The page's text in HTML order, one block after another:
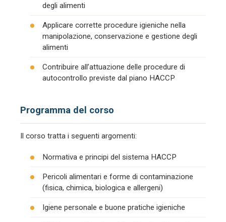
degli alimenti
Applicare corrette procedure igieniche nella
manipolazione, conservazione e gestione degli
alimenti
Contribuire all’attuazione delle procedure di
autocontrollo previste dal piano HACCP
Programma del corso
Il corso tratta i seguenti argomenti:
Normativa e principi del sistema HACCP
Pericoli alimentari e forme di contaminazione
(fisica, chimica, biologica e allergeni)
Igiene personale e buone pratiche igieniche